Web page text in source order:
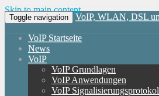
Skip to main content
Toggle navigation VoIP, WLAN, DSL
VoIP Startseite
News
VoIP
VoIP Grundlagen
VoIP Anwendungen
VoIP